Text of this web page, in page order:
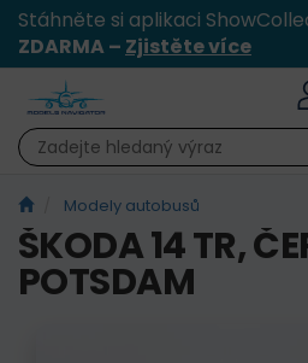
Stáhněte si aplikaci
ZDARMA – Zjistěte více
Modely autobusů
ŠKODA 14 TR,
POTSDAM